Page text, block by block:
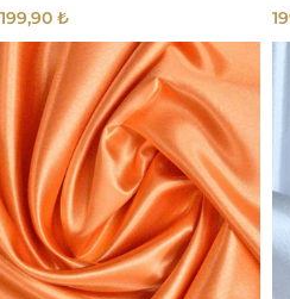
199,90 ₺